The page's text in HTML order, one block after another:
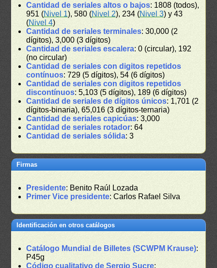
Cantidad de seriales altos o bajos: 1808 (todos),
951 (Nivel 1), 580 (Nivel 2), 234 (Nivel 3) y 43
(Nivel 4)
Cantidad de seriales terminales: 30,000 (2
dígitos), 3,000 (3 dígitos)
Cantidad de seriales escalera: 0 (circular), 192
(no circular)
Cantidad de seriales con digitos repetidos
contínuos: 729 (5 dígitos), 54 (6 dígitos)
Cantidad de seriales con digitos repetidos
discontínuos: 5,103 (5 dígitos), 189 (6 dígitos)
Cantidad de seriales de dígitos únicos: 1,701 (2
dígitos-binaria), 65,016 (3 dígitos-ternaria)
Cantidad de seriales capicúas: 3,000
Cantidad de seriales rotador: 64
Cantidad de seriales sólida: 3
Firmas
Presidente: Benito Raúl Lozada
Primer Vice presidente: Carlos Rafael Silva
Identificación en otros catálogos
Catálogo Mundial de Billetes (SCWPM Krause):
P45g
Código cualitativo de Sergio Sucre: